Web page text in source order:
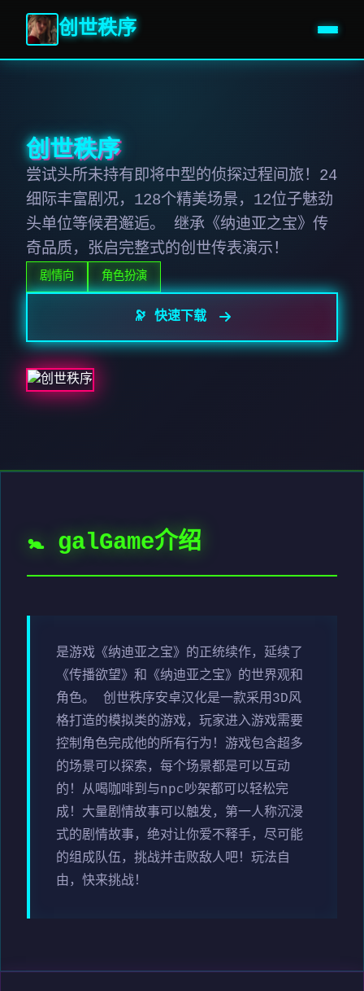
创世秩序
创世秩序
尝试头所未持有即将中型的侦探过程间旅！24
细际丰富剧况，128个精美场景，12位子魅劲
头单位等候君邂逅。 继承《纳迪亚之宝》传
奇品质，张启完整式的创世传表演示！
剧情向 角色扮演
🔭 快速下载
🚼 galGame介绍
是游戏《纳迪亚之宝》的正统续作，延续了
《传播欲望》和《纳迪亚之宝》的世界观和
角色。 创世秩序安卓汉化是一款采用3D风
格打造的模拟类的游戏，玩家进入游戏需要
控制角色完成他的所有行为！游戏包含超多
的场景可以探索，每个场景都是可以互动
的！从喝咖啡到与npc吵架都可以轻松完
成！大量剧情故事可以触发，第一人称沉浸
式的剧情故事，绝对让你爱不释手，尽可能
的组成队伍，挑战并击败敌人吧！玩法自
由，快来挑战！